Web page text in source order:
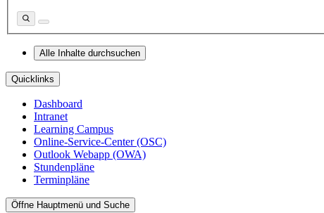
Alle Inhalte durchsuchen
Quicklinks
Dashboard
Intranet
Learning Campus
Online-Service-Center (OSC)
Outlook Webapp (OWA)
Stundenpläne
Terminpläne
Öffne Hauptmenü und Suche